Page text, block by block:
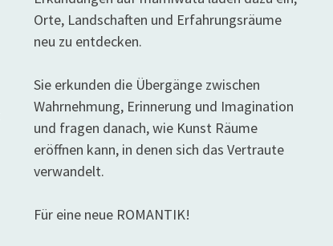
Orte, Landschaften und Erfahrungsräume
neu zu entdecken.
Sie erkunden die Übergänge zwischen
Wahrnehmung, Erinnerung und Imagination
und fragen danach, wie Kunst Räume
eröffnen kann, in denen sich das Vertraute
verwandelt.
Für eine neue ROMANTIK!